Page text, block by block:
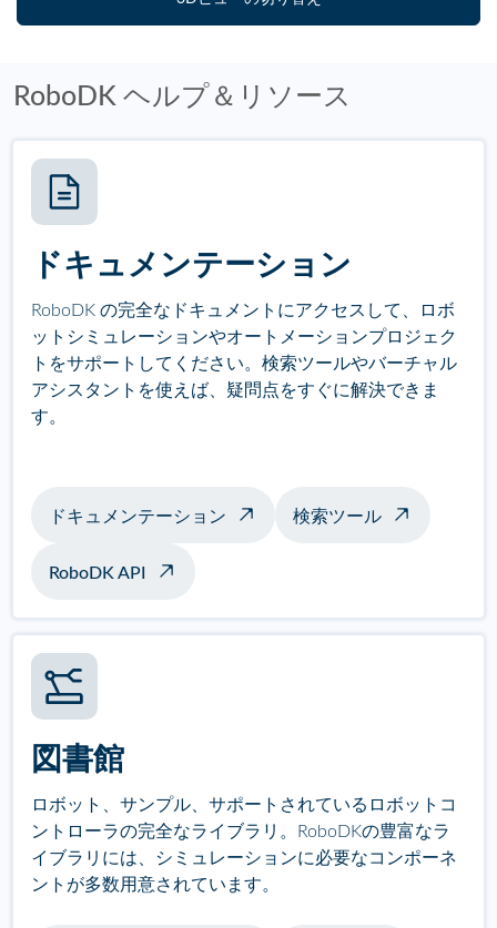
RoboDK ヘルプ＆リソース
ドキュメンテーション
RoboDK の完全なドキュメントにアクセスして、ロボ
ットシミュレーションやオートメーションプロジェク
トをサポートしてください。検索ツールやバーチャル
アシスタントを使えば、疑問点をすぐに解決できま
す。
ドキュメンテーション 検索ツール
RoboDK API
図書館
ロボット、サンプル、サポートされているロボットコ
ントローラの完全なライブラリ。RoboDKの豊富なラ
イブラリには、シミュレーションに必要なコンポーネ
ントが多数用意されています。